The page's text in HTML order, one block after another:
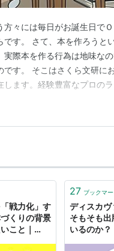
々には毎日がお誕生日で
す。 さて、本を作ろうと
際本を作る行為は地味な
す。 そこはさくら文研に
ます。経験豊富なプロの
の断片を丁寧に拾い上げ、
。 具体的な制…
戦力化」す
くりの背景
こと｜
27 ブックマー
ディスカ
そもそも
いるのか